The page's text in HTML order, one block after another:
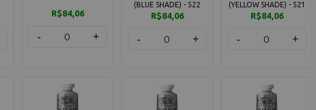
R$84,06
- +
(BLUE SHADE) - 522
R$84,06
- +
(YELLOW SHADE) - 521
R$84,06
- +